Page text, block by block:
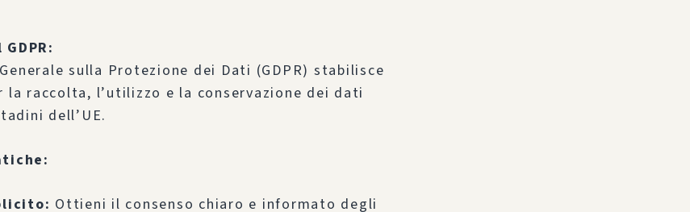
sulla Protezione dei Dati (GDPR) stabilisce
la raccolta, l’utilizzo e la conservazione dei dati
dell’UE.
Ottieni il consenso chiaro e informato degli